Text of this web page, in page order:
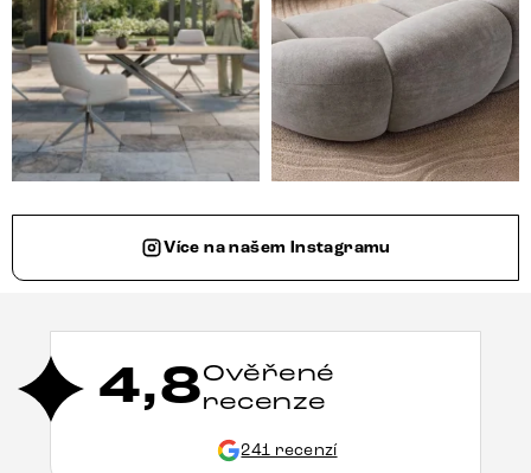
Více na našem Instagramu
4,8Ověřené
recenze
241 recenzí